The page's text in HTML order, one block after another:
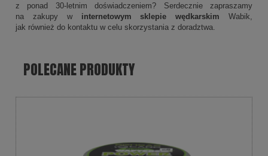
z ponad 30-letnim doświadczeniem? Serdecznie zapraszamy
na zakupy w internetowym sklepie wędkarskim Wabik,
jak również do kontaktu w celu skorzystania z doradztwa.
POLECANE PRODUKTY